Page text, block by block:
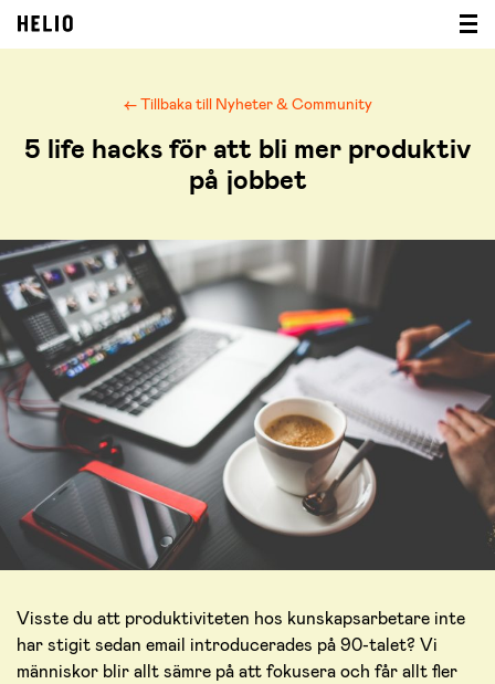
← Tillbaka till Nyheter & Community
5 life hacks för att bli mer produktiv
på jobbet
Visste du att produktiviteten hos kunskapsarbetare inte
har stigit sedan email introducerades på 90-talet? Vi
människor blir allt sämre på att fokusera och får allt fler